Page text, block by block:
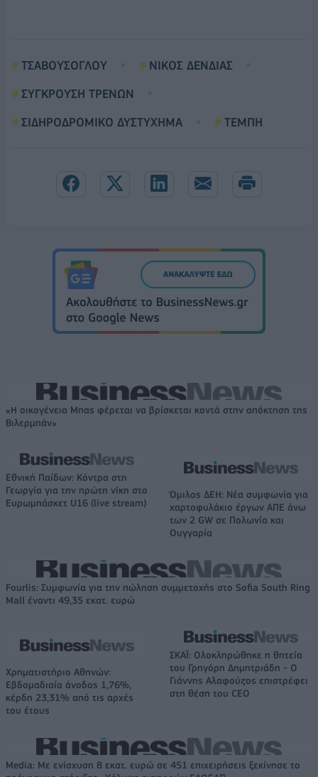
ΤΣΑΒΟΥΣΟΓΛΟΥ
ΝΙΚΟΣ ΔΕΝΔΙΑΣ
ΣΥΓΚΡΟΥΣΗ ΤΡΕΝΩΝ
ΣΙΔΗΡΟΔΡΟΜΙΚΟ ΔΥΣΤΥΧΗΜΑ
ΤΕΜΠΗ
«Η οικογένεια Μπας φέρεται να βρίσκεται κοντά στην απόκτηση της
Βιλερμπάν»
Εθνική Παίδων: Κόντρα στη
Γεωργία για την πρώτη νίκη στο
Ευρωμπάσκετ U16 (live stream)
Όμιλος ΔΕΗ: Νέα συμφωνία για
χαρτοφυλάκιο έργων ΑΠΕ άνω
των 2 GW σε Πολωνία και
Ουγγαρία
Fourlis: Συμφωνία για την πώληση συμμετοχής στο Sofia South Ring
Mall έναντι 49,35 εκατ. ευρώ
Χρηματιστήριο Αθηνών:
Εβδομαδιαία άνοδος 1,76%,
κέρδη 23,31% από τις αρχές
του έτους
ΣΚΑΪ: Ολοκληρώθηκε η θητεία
του Γρηγόρη Δημητριάδη - Ο
Γιάννης Αλαφούζος επιστρέφει
στη θέση του CEO
Media: Με ενίσχυση 8 εκατ. ευρώ σε 451 επιχειρήσεις ξεκίνησε το